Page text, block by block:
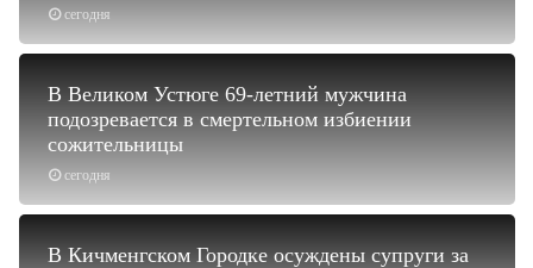
сегодня
сегодня
В Великом Устюге 69-летний мужчина
подозревается в смертельном избиении
сожительницы
В Кичменгском Городке осуждены супруги за